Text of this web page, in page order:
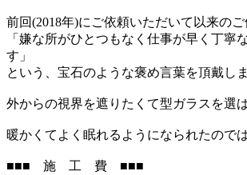
前回(2018年)にご依頼いただいて以来のご
「嫌な所がひとつもなく仕事が早く丁寧
す」
という、宝石のような褒め言葉を頂戴しま
外からの視界を遮りたくて型ガラスを選
暖かくてよく眠れるようになられたので
■■■ 施 工 費 ■■■